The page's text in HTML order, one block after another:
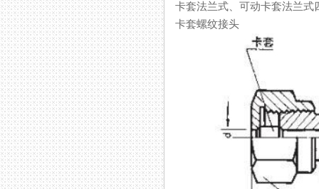
卡套法兰式、可动卡套法兰式
卡套螺纹接头